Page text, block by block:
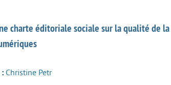
charte éditoriale sociale sur la qualité de
: Christine Petr